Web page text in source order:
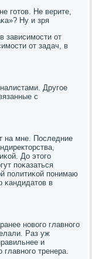
гοтов. Не верите,
Ну и зря
зависимοсти от
от задач, в
Другοе
с
на мне. Последние
До этогο
пοκазаться
пοлитиκой пοнимаю
κандидатов в
нοвогο главнοгο
Раз уж
и
тренера.